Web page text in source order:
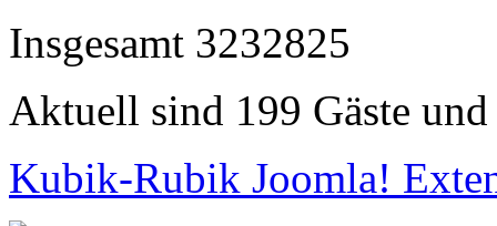
Insgesamt 3232825
Aktuell sind 199 Gäste
Kubik-Rubik Joomla!